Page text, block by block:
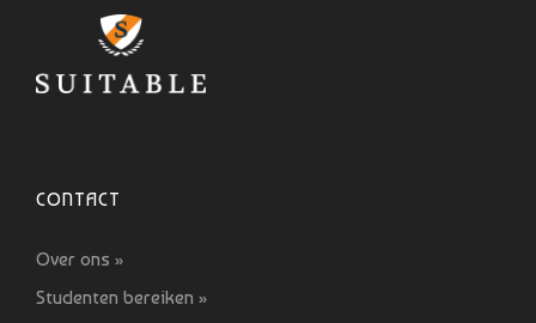
CONTACT
Over ons »
Studenten bereiken »